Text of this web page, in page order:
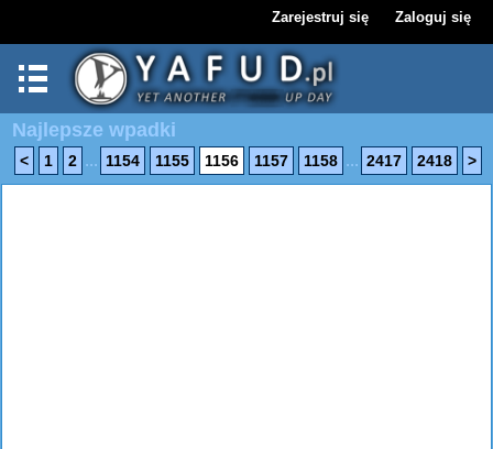
Zarejestruj się Zaloguj się
Najlepsze wpadki
< 1 2 ... 1154 1155 1156 1157 1158 ... 2417 2418 >